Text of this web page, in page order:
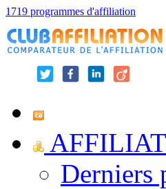
1719 programmes d'affiliation
Derniers